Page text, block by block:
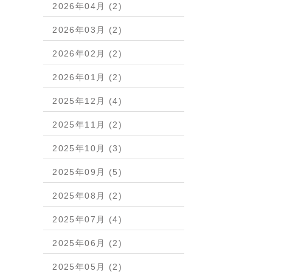
2026年04月 (2)
2026年03月 (2)
2026年02月 (2)
2026年01月 (2)
2025年12月 (4)
2025年11月 (2)
2025年10月 (3)
2025年09月 (5)
2025年08月 (2)
2025年07月 (4)
2025年06月 (2)
2025年05月 (2)